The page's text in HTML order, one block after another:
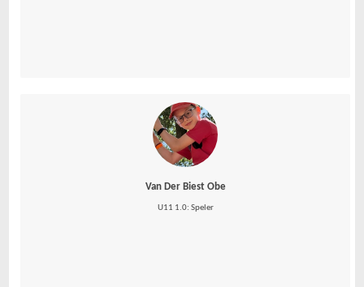
Van Der Biest Obe
U11 1.0: Speler